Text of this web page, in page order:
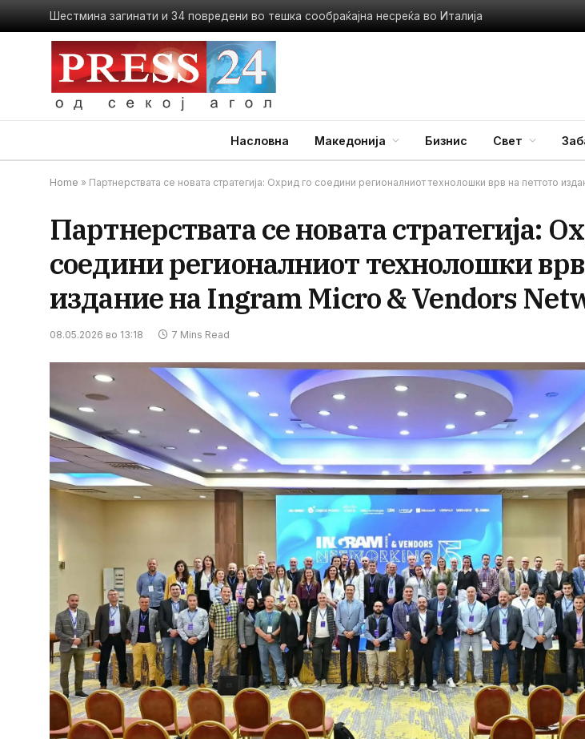
Шестмина загинати и 34 повредени во тешка сообраќајна несреќа во Италија
Насловна Македонија Бизнис Свет
Home » Партнерствата се новата стратегија: Охрид го соедини регионалниот технолошки врв на петтото
Партнерствата се новата стратегија:
соедини регионалниот технолошки
издание на Ingram Micro & Vendors
08.05.2026 во 13:18 7 Mins Read